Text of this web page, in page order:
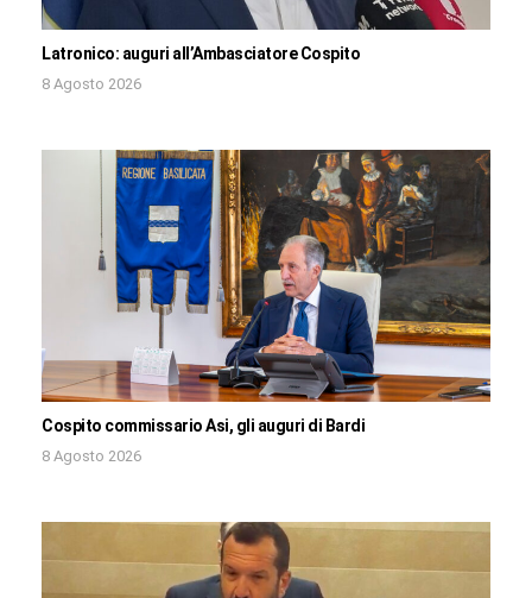
Latronico: auguri all’Ambasciatore Cospito
8 Agosto 2026
Cospito commissario Asi, gli auguri di Bardi
8 Agosto 2026